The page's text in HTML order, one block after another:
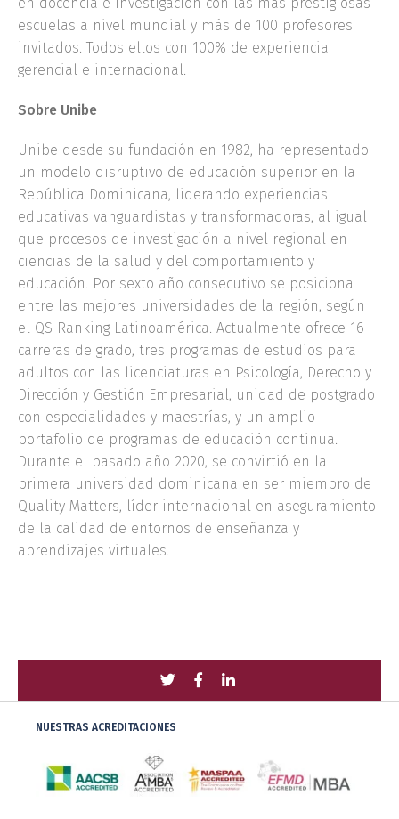
escuelas a nivel mundial y más de 100 profesores
invitados. Todos ellos con 100% de experiencia
gerencial e internacional.
Sobre Unibe
Unibe desde su fundación en 1982, ha representado
un modelo disruptivo de educación superior en la
República Dominicana, liderando experiencias
educativas vanguardistas y transformadoras, al igual
que procesos de investigación a nivel regional en
ciencias de la salud y del comportamiento y
educación. Por sexto año consecutivo se posiciona
entre las mejores universidades de la región, según
el QS Ranking Latinoamérica. Actualmente ofrece 16
carreras de grado, tres programas de estudios para
adultos con las licenciaturas en Psicología, Derecho y
Dirección y Gestión Empresarial, unidad de postgrado
con especialidades y maestrías, y un amplio
portafolio de programas de educación continua.
Durante el pasado año 2020, se convirtió en la
primera universidad dominicana en ser miembro de
Quality Matters, líder internacional en aseguramiento
de la calidad de entornos de enseñanza y
aprendizajes virtuales.
Compartir
con
Twitter
Compartir
con
Compartir
con
NUESTRAS ACREDITACIONES